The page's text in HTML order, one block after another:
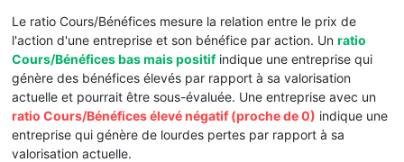
Le ratio Cours/Bénéfices mesure la relation entre le prix de
l'action d'une entreprise et son bénéfice par action. Un ratio
Cours/Bénéfices bas mais positifindique une entreprise qui
génère des bénéfices élevés par rapport à sa valorisation
actuelle et pourrait être sous-évaluée. Une entreprise avec un
ratio Cours/Bénéfices élevé négatif (proche de 0) indique une
entreprise qui génère de lourdes pertes par rapport à sa
valorisation actuelle.